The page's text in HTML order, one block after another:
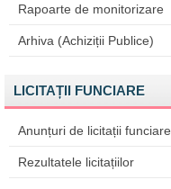
Rapoarte de monitorizare
Arhiva (Achiziții Publice)
LICITAȚII FUNCIARE
Anunțuri de licitații funciare
Rezultatele licitațiilor